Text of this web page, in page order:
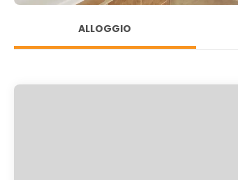
ALLOGGIO